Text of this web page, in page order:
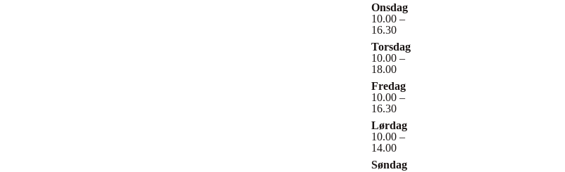
Onsdag
10.00 –
16.30
Torsdag
10.00 –
18.00
Fredag
10.00 –
16.30
Lørdag
10.00 –
14.00
Søndag